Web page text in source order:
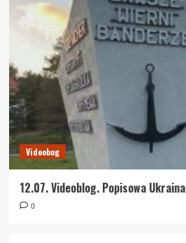
Videobog
12.07. Videoblog. Popisowa Ukraina
0